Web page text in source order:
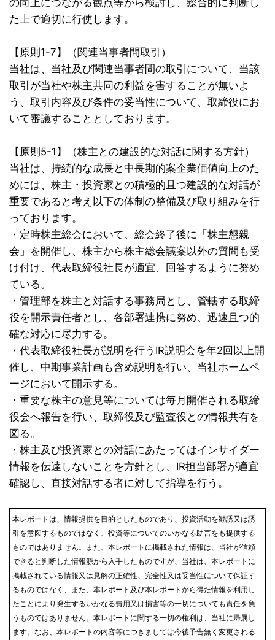
た上で適切に行使します。
【原則1-7】（関連当事者間取引）
当社は、当社及び関連当事者間の取引について、当該
取引が当社や株主共同の利益を害することが無いよ
う、取引内容及び条件の妥当性について、取締役にお
いて審議することとしております。
【原則5-1】（株主との建設的な対話に関する方針）
当社は、持続的な成長と中長期的案企業価値向上のた
めには、株主・投資家との積極的且つ建設的な対話が
重要であると考え以下の体制の整備及び取り組みを行
っております。
・定時株主総会において、総会終了後に「株主懇親
会」を開催し、株主から株主総会議案以外の質問も受
け付け、代表取締役社長が適宜、回答するように努め
ている。
・管理部を株主と対話する事務局とし、管轄する取締
役を開示責任者とし、各部署連携に努め、迅速且つ的
確な対応に尽力する。
・代表取締役社長が説明を行うIR説明会を年2回以上開
催し、中期事業計画も含め説明を行い、当社ホームペ
ージにおいて開示する。
・重要な株主の意見等については毎月開催される取締
役会へ報告を行い、取締役及び監査役との情報共有を
図る。
・株主及び投資家との対話にあたってはインサイダー
情報を伝達しないことを方針とし、IR担当部署が適宜
確認し、直接対話する者に対して指導を行う。
本レポートは、情報提供を目的としたものであり、投資活動を勧誘又は誘
引を意図するものではなく、投資等についてのいかなる助言をも提供する
ものではありません。また、本レポートに掲載された情報は、当社が信頼
できると判断した情報源から入手したものですが、当社は、本レポートに
掲載されている情報又は見解の正確性、完全性又は妥当性について保証す
るものではなく、また、本レポート及び本レポートから得た情報を利用し
たことにより発生するいかなる費用又は損害等の一切についても責任を負
うものではありません。本レポートに関する一切の権利は、当社に帰属し
ます。なお、本レポートの内容等につきましては今後予告無く変更される